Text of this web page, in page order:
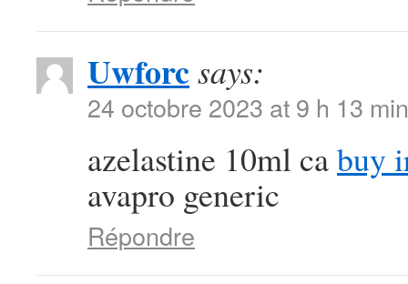
Uwforcsays:
24 octobre 2023 at 9 h 13 min
azelastine 10ml cabuy
avapro generic
Répondre